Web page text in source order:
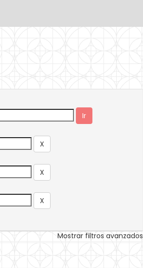
Mostrar filtros avanzados